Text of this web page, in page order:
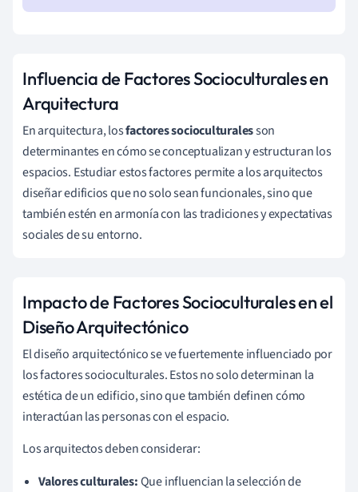
Influencia de Factores Socioculturales en
Arquitectura
En arquitectura, losfactores socioculturalesson
determinantes en cómo se conceptualizan y estructuran los
espacios. Estudiar estos factores permite a los arquitectos
diseñar edificios que no solo sean funcionales, sino que
también estén en armonía con las tradiciones y expectativas
sociales de su entorno.
Impacto de Factores Socioculturales en el
Diseño Arquitectónico
El diseño arquitectónico se ve fuertemente influenciado por
los factores socioculturales. Estos no solo determinan la
estética de un edificio, sino que también definen cómo
interactúan las personas con el espacio.
Los arquitectos deben considerar:
Valores culturales:Que influencian la selección de